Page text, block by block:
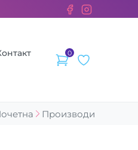
се донираат за бездомните
0
Производи